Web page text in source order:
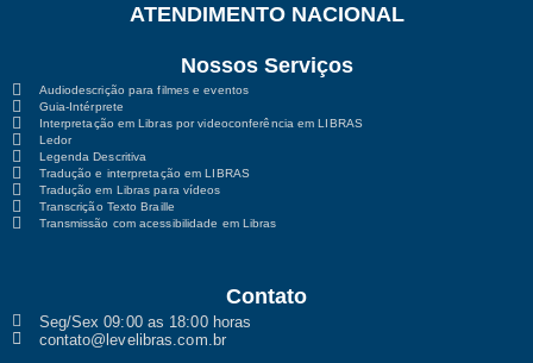
ATENDIMENTO NACIONAL
Nossos Serviços
Audiodescrição para filmes e eventos
Guia-Intérprete
Interpretação em Libras por videoconferência em LIBRAS
Ledor
Legenda Descritiva
Tradução e interpretação em LIBRAS
Tradução em Libras para vídeos
Transcrição Texto Braille
Transmissão com acessibilidade em Libras
Contato
Seg/Sex 09:00 as 18:00 horas
contato@levelibras.com.br